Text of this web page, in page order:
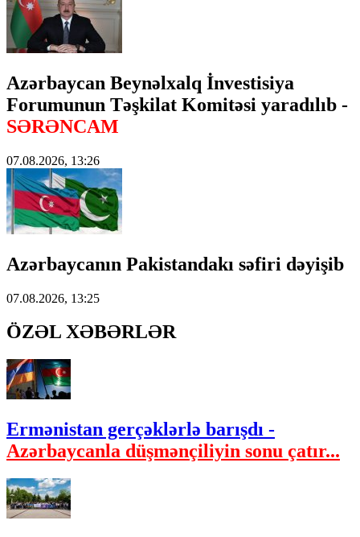
Azərbaycan Beynəlxalq İnvestisiya
Forumunun Təşkilat Komitəsi yaradılıb -
SƏRƏNCAM
07.08.2026, 13:26
Azərbaycanın Pakistandakı səfiri dəyişib
07.08.2026, 13:25
ÖZƏL XƏBƏRLƏR
Ermənistan gerçəklərlə barışdı -
Azərbaycanla düşmənçiliyin sonu çatır...